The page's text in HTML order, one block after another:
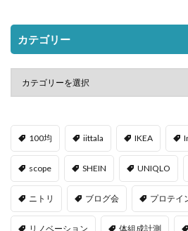
カテゴリー
100均 iittala IKEA
scope SHEIN UNIQLO
ニトリ ブログ会 プロテイ
リノベーション 体組成計測